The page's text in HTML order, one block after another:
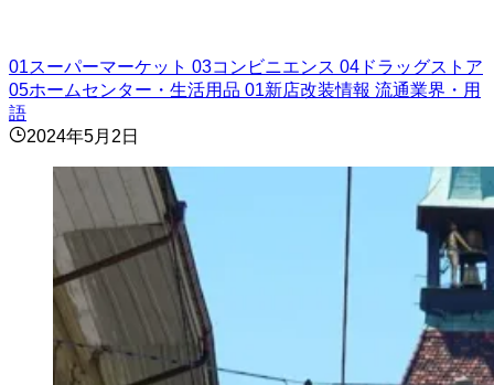
01スーパーマーケット 03コンビニエンス 04ドラッグストア
05ホームセンター・生活用品 01新店改装情報 流通業界・用
語
2024年5月2日